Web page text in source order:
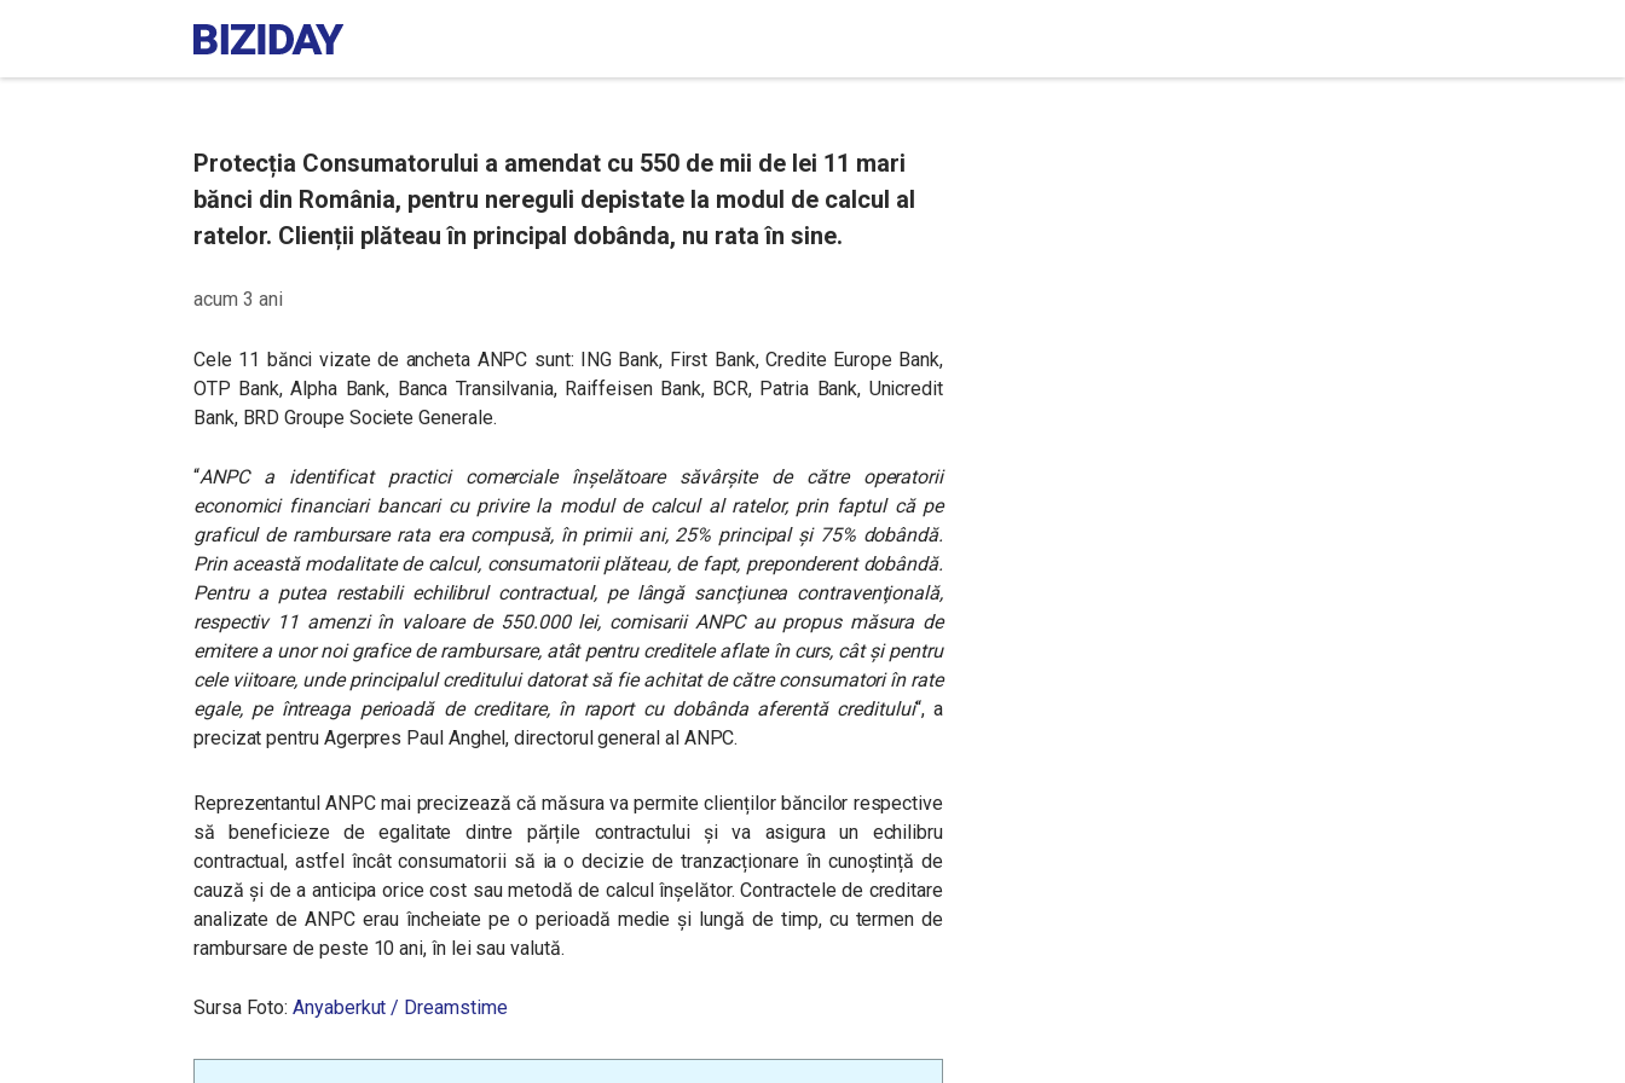
Protecția Consumatorului a amendat cu 550 de mii de lei 11 mari
bănci din România, pentru nereguli depistate la modul de calcul al
ratelor. Clienții plăteau în principal dobânda, nu rata în sine.
acum 3 ani
Cele 11 bănci vizate de ancheta ANPC sunt: ING Bank, First Bank, Credite Europe Bank,
OTP Bank, Alpha Bank, Banca Transilvania, Raiffeisen Bank, BCR, Patria Bank, Unicredit
Bank, BRD Groupe Societe Generale.
“ANPC a identificat practici comerciale înşelătoare săvârşite de către operatorii
economici financiari bancari cu privire la modul de calcul al ratelor, prin faptul că pe
graficul de rambursare rata era compusă, în primii ani, 25% principal şi 75% dobândă.
Prin această modalitate de calcul, consumatorii plăteau, de fapt, preponderent dobândă.
Pentru a putea restabili echilibrul contractual, pe lângă sancţiunea contravenţională,
respectiv 11 amenzi în valoare de 550.000 lei, comisarii ANPC au propus măsura de
emitere a unor noi grafice de rambursare, atât pentru creditele aflate în curs, cât şi pentru
cele viitoare, unde principalul creditului datorat să fie achitat de către consumatori în rate
egale, pe întreaga perioadă de creditare, în raport cu dobânda aferentă creditului“, a
precizat pentru Agerpres Paul Anghel, directorul general al ANPC.
Reprezentantul ANPC mai precizează că măsura va permite clienților băncilor respective
să beneficieze de egalitate dintre părțile contractului și va asigura un echilibru
contractual, astfel încât consumatorii să ia o decizie de tranzacționare în cunoștință de
cauză și de a anticipa orice cost sau metodă de calcul înșelător. Contractele de creditare
analizate de ANPC erau încheiate pe o perioadă medie și lungă de timp, cu termen de
rambursare de peste 10 ani, în lei sau valută.
Sursa Foto:Anyaberkut / Dreamstime